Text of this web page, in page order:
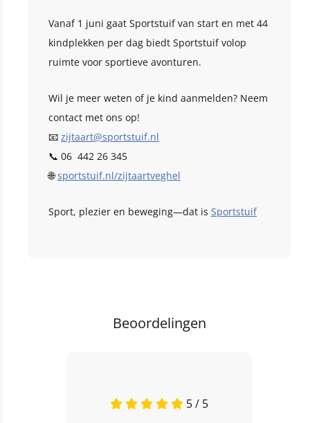
Vanaf 1 juni gaat Sportstuif van start en met 44
kindplekken per dag biedt Sportstuif volop
ruimte voor sportieve avonturen.
Wil je meer weten of je kind aanmelden? Neem
contact met ons op!
📧 zijtaart@sportstuif.nl
📞 06 442 26 345
🌐sportstuif.nl/zijtaartveghel
Sport, plezier en beweging—dat is Sportstuif
Beoordelingen
5 / 5